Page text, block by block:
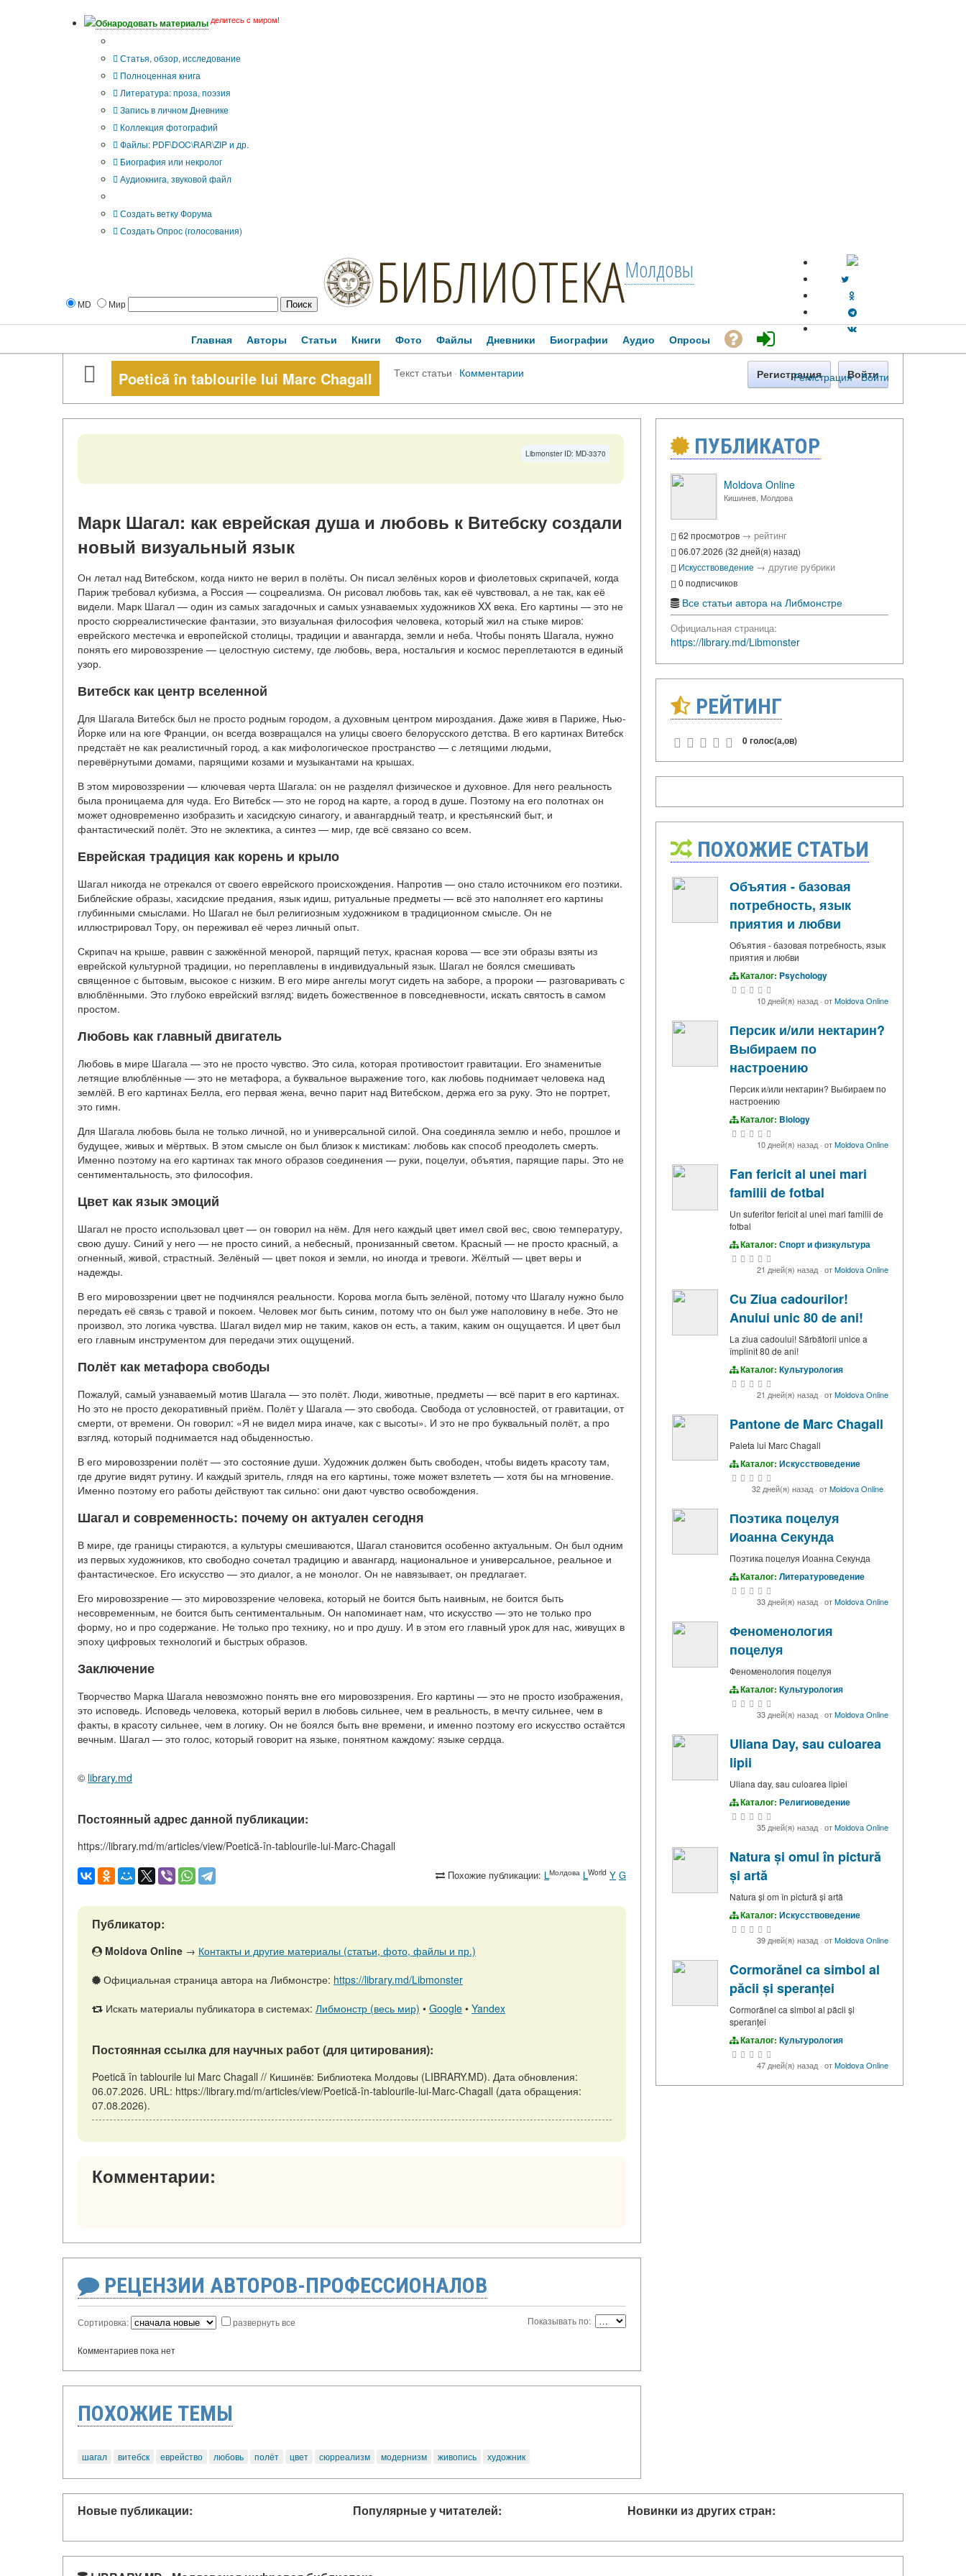
Обнародовать материалы делитесь с миром!
Статья, обзор, исследование
Полноценная книга
Литература: проза, поэзия
Запись в личном Дневнике
Коллекция фотографий
Файлы: PDF\DOC\RAR\ZIP и др.
Биография или некролог
Аудиокнига, звуковой файл
Создать ветку Форума
Создать Опрос (голосования)
MD Мир БИБЛИОТЕКАМолдовы
Регистрация · Войти
Главная Авторы Статьи Книги Фото Файлы Дневники Биографии Аудио Опросы
Poetică în tablourile lui Marc Chagall Текст статьи · Комментарии Регистрация Войти
Libmonster ID: MD-3370
Марк Шагал: как еврейская душа и любовь к Витебску создали
новый визуальный язык
Он летал над Витебском, когда никто не верил в полёты. Он писал зелёных коров и фиолетовых скрипачей, когда
Париж требовал кубизма, а Россия — соцреализма. Он рисовал любовь так, как её чувствовал, а не так, как её
видели. Марк Шагал — один из самых загадочных и самых узнаваемых художников XX века. Его картины — это не
просто сюрреалистические фантазии, это визуальная философия человека, который жил на стыке миров:
еврейского местечка и европейской столицы, традиции и авангарда, земли и неба. Чтобы понять Шагала, нужно
понять его мировоззрение — целостную систему, где любовь, вера, ностальгия и космос переплетаются в единый
узор.
Витебск как центр вселенной
Для Шагала Витебск был не просто родным городом, а духовным центром мироздания. Даже живя в Париже, Нью-
Йорке или на юге Франции, он всегда возвращался на улицы своего белорусского детства. В его картинах Витебск
предстаёт не как реалистичный город, а как мифологическое пространство — с летящими людьми,
перевёрнутыми домами, парящими козами и музыкантами на крышах.
В этом мировоззрении — ключевая черта Шагала: он не разделял физическое и духовное. Для него реальность
была проницаема для чуда. Его Витебск — это не город на карте, а город в душе. Поэтому на его полотнах он
может одновременно изобразить и хасидскую синагогу, и авангардный театр, и крестьянский быт, и
фантастический полёт. Это не эклектика, а синтез — мир, где всё связано со всем.
Еврейская традиция как корень и крыло
Шагал никогда не отрекался от своего еврейского происхождения. Напротив — оно стало источником его поэтики.
Библейские образы, хасидские предания, язык идиш, ритуальные предметы — всё это наполняет его картины
глубинными смыслами. Но Шагал не был религиозным художником в традиционном смысле. Он не
иллюстрировал Тору, он переживал её через личный опыт.
Скрипач на крыше, раввин с зажжённой менорой, парящий петух, красная корова — все эти образы взяты из
еврейской культурной традиции, но переплавлены в индивидуальный язык. Шагал не боялся смешивать
священное с бытовым, высокое с низким. В его мире ангелы могут сидеть на заборе, а пророки — разговаривать с
влюблёнными. Это глубоко еврейский взгляд: видеть божественное в повседневности, искать святость в самом
простом.
Любовь как главный двигатель
Любовь в мире Шагала — это не просто чувство. Это сила, которая противостоит гравитации. Его знаменитые
летящие влюблённые — это не метафора, а буквальное выражение того, как любовь поднимает человека над
землёй. В его картинах Белла, его первая жена, вечно парит над Витебском, держа его за руку. Это не портрет,
это гимн.
Для Шагала любовь была не только личной, но и универсальной силой. Она соединяла землю и небо, прошлое и
будущее, живых и мёртвых. В этом смысле он был близок к мистикам: любовь как способ преодолеть смерть.
Именно поэтому на его картинах так много образов соединения — руки, поцелуи, объятия, парящие пары. Это не
сентиментальность, это философия.
Цвет как язык эмоций
Шагал не просто использовал цвет — он говорил на нём. Для него каждый цвет имел свой вес, свою температуру,
свою душу. Синий у него — не просто синий, а небесный, пронизанный светом. Красный — не просто красный, а
огненный, живой, страстный. Зелёный — цвет покоя и земли, но иногда и тревоги. Жёлтый — цвет веры и
надежды.
В его мировоззрении цвет не подчинялся реальности. Корова могла быть зелёной, потому что Шагалу нужно было
передать её связь с травой и покоем. Человек мог быть синим, потому что он был уже наполовину в небе. Это не
произвол, это логика чувства. Шагал видел мир не таким, каков он есть, а таким, каким он ощущается. И цвет был
его главным инструментом для передачи этих ощущений.
Полёт как метафора свободы
Пожалуй, самый узнаваемый мотив Шагала — это полёт. Люди, животные, предметы — всё парит в его картинах.
Но это не просто декоративный приём. Полёт у Шагала — это свобода. Свобода от условностей, от гравитации, от
смерти, от времени. Он говорил: «Я не видел мира иначе, как с высоты». И это не про буквальный полёт, а про
взгляд, который поднимается над обыденностью.
В его мировоззрении полёт — это состояние души. Художник должен быть свободен, чтобы видеть красоту там,
где другие видят рутину. И каждый зритель, глядя на его картины, тоже может взлететь — хотя бы на мгновение.
Именно поэтому его работы действуют так сильно: они дают чувство освобождения.
Шагал и современность: почему он актуален сегодня
В мире, где границы стираются, а культуры смешиваются, Шагал становится особенно актуальным. Он был одним
из первых художников, кто свободно сочетал традицию и авангард, национальное и универсальное, реальное и
фантастическое. Его искусство — это диалог, а не монолог. Он не навязывает, он предлагает.
Его мировоззрение — это мировоззрение человека, который не боится быть наивным, не боится быть
несовременным, не боится быть сентиментальным. Он напоминает нам, что искусство — это не только про
форму, но и про содержание. Не только про технику, но и про душу. И в этом его главный урок для нас, живущих в
эпоху цифровых технологий и быстрых образов.
Заключение
Творчество Марка Шагала невозможно понять вне его мировоззрения. Его картины — это не просто изображения,
это исповедь. Исповедь человека, который верил в любовь сильнее, чем в реальность, в мечту сильнее, чем в
факты, в красоту сильнее, чем в логику. Он не боялся быть вне времени, и именно поэтому его искусство остаётся
вечным. Шагал — это голос, который говорит на языке, понятном каждому: языке сердца.
© library.md
Постоянный адрес данной публикации:
https://library.md/m/articles/view/Poetică-în-tablourile-lui-Marc-Chagall
Похожие публикации: LМолдова LWorld Y G
Публикатор:
Moldova Online → Контакты и другие материалы (статьи, фото, файлы и пр.)
Официальная страница автора на Либмонстре: https://library.md/Libmonster
Искать материалы публикатора в системах: Либмонстр (весь мир) • Google • Yandex
Постоянная ссылка для научных работ (для цитирования):
Poetică în tablourile lui Marc Chagall // Кишинёв: Библиотека Молдовы (LIBRARY.MD). Дата обновления:
06.07.2026. URL: https://library.md/m/articles/view/Poetică-în-tablourile-lui-Marc-Chagall (дата обращения:
07.08.2026).
Комментарии:
РЕЦЕНЗИИ АВТОРОВ-ПРОФЕССИОНАЛОВ
Сортировка: развернуть все Показывать по:
Комментариев пока нет
ПОХОЖИЕ ТЕМЫ
шагал витебск еврейство любовь полёт цвет сюрреализм модернизм живопись художник
ПУБЛИКАТОР
Moldova Online
Кишинев, Молдова
62 просмотров → рейтинг
06.07.2026 (32 дней(я) назад)
Искусствоведение → другие рубрики
0 подписчиков
Все статьи автора на Либмонстре
Официальная страница:
https://library.md/Libmonster
РЕЙТИНГ
0 голос(а,ов)
ПОХОЖИЕ СТАТЬИ
Объятия - базовая
потребность, язык
приятия и любви
Объятия - базовая потребность, язык
приятия и любви
Каталог: Psychology
10 дней(я) назад · отMoldova Online
Персик и/или нектарин?
Выбираем по
настроению
Персик и/или нектарин? Выбираем по
настроению
Каталог: Biology
10 дней(я) назад · отMoldova Online
Fan fericit al unei mari
familii de fotbal
Un suferitor fericit al unei mari familii de
fotbal
Каталог: Спорт и физкультура
21 дней(я) назад · отMoldova Online
Cu Ziua cadourilor!
Anului unic 80 de ani!
La ziua cadoului! Sărbătorii unice a
împlinit 80 de ani!
Каталог: Культурология
21 дней(я) назад · отMoldova Online
Pantone de Marc Chagall
Paleta lui Marc Chagall
Каталог: Искусствоведение
32 дней(я) назад · отMoldova Online
Поэтика поцелуя
Иоанна Секунда
Поэтика поцелуя Иоанна Секунда
Каталог: Литературоведение
33 дней(я) назад · отMoldova Online
Феноменология
поцелуя
Феноменология поцелуя
Каталог: Культурология
33 дней(я) назад · отMoldova Online
Uliana Day, sau culoarea
lipii
Uliana day, sau culoarea lipiei
Каталог: Религиоведение
35 дней(я) назад · отMoldova Online
Natura și omul în pictură
și artă
Natura și om în pictură și artă
Каталог: Искусствоведение
39 дней(я) назад · отMoldova Online
Cormorănel ca simbol al
păcii și speranței
Cormorănel ca simbol al păcii și
speranței
Каталог: Культурология
47 дней(я) назад · отMoldova Online
Новые публикации: Популярные у читателей: Новинки из других стран: